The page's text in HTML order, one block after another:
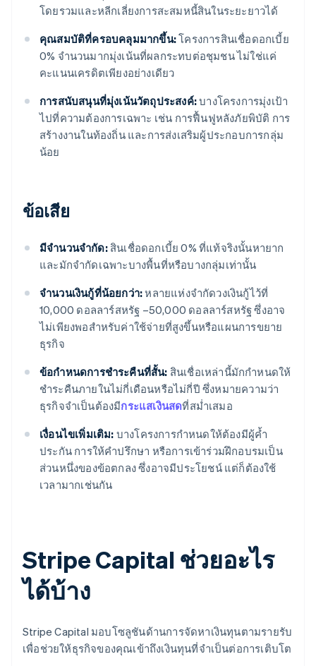
โดยรวมและหลีกเลี่ยงการสะสมหนี้สินในระยะยาวได้
คุณสมบัติที่ครอบคลุมมากขึ้น:โครงการสินเชื่อดอกเบี้ย
0% จำนวนมากมุ่งเน้นที่ผลกระทบต่อชุมชน ไม่ใช่แค่
คะแนนเครดิตเพียงอย่างเดียว
การสนับสนุนที่มุ่งเน้นวัตถุประสงค์:บางโครงการมุ่งเป้า
ไปที่ความต้องการเฉพาะ เช่น การฟื้นฟูหลังภัยพิบัติ การ
สร้างงานในท้องถิ่น และการส่งเสริมผู้ประกอบการกลุ่ม
น้อย
ข้อเสีย
มีจำนวนจำกัด:สินเชื่อดอกเบี้ย 0% ที่แท้จริงนั้นหายาก
และมักจำกัดเฉพาะบางพื้นที่หรือบางกลุ่มเท่านั้น
จำนวนเงินกู้ที่น้อยกว่า:หลายแห่งจำกัดวงเงินกู้ไว้ที่
10,000 ดอลลาร์สหรัฐ –50,000 ดอลลาร์สหรัฐ ซึ่งอาจ
ไม่เพียงพอสำหรับค่าใช้จ่ายที่สูงขึ้นหรือแผนการขยาย
ธุรกิจ
ข้อกำหนดการชำระคืนที่สั้น: สินเชื่อเหล่านี้มักกำหนดให้
ชำระคืนภายในไม่กี่เดือนหรือไม่กี่ปี ซึ่งหมายความว่า
ธุรกิจจำเป็นต้องมีกระแสเงินสดที่สม่ำเสมอ
เงื่อนไขเพิ่มเติม: บางโครงการกำหนดให้ต้องมีผู้ค้ำ
ประกัน การให้คำปรึกษา หรือการเข้าร่วมฝึกอบรมเป็น
ส่วนหนึ่งของข้อตกลง ซึ่งอาจมีประโยชน์ แต่ก็ต้องใช้
เวลามากเช่นกัน
Stripe Capital ช่วยอะไร
ได้บ้าง
Stripe Capital มอบโซลูชันด้านการจัดหาเงินทุนตามรายรับ
เพื่อช่วยให้ธุรกิจของคุณเข้าถึงเงินทุนที่จำเป็นต่อการเติบโต